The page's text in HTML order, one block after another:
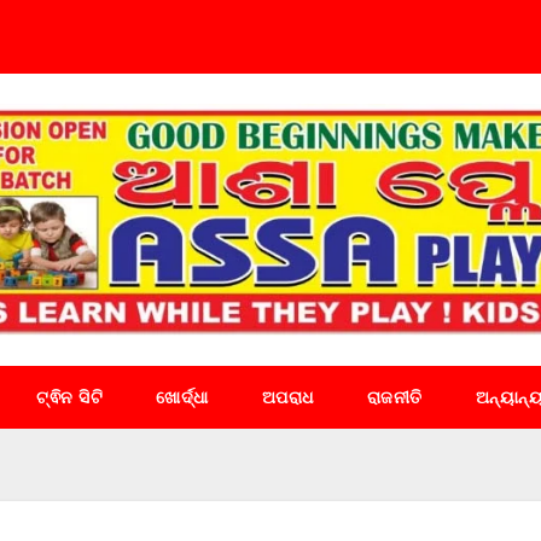
ଟ୍ଵିନ ସିଟି ଖୋର୍ଦ୍ଧା ଅପରାଧ ରାଜନୀତି